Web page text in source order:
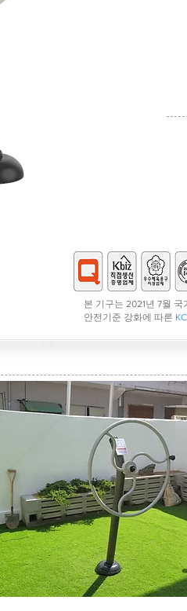
본 기구는 2021년 7월
안전기준 강화에 따른